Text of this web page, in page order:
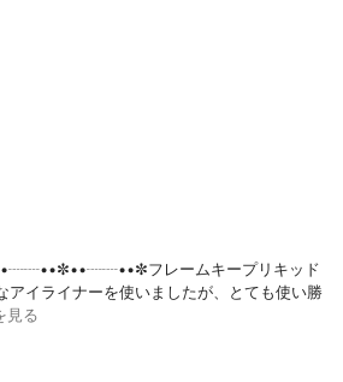
フレームキープリキッド
アイライナーを使いましたが、とても使い勝
見る